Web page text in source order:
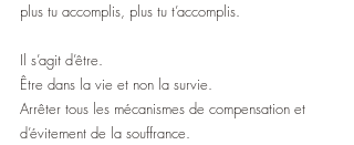
plus tu accomplis, plus tu t’accomplis.
Il s’agit d’être.
Être dans la vie et non la survie.
Arrêter tous les mécanismes de compensation et
d’évitement de la souffrance.